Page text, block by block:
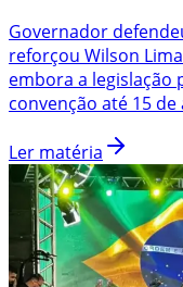
Governador
reforçou Wilson
embora a legislação
convenção até 15 de
Ler matéria